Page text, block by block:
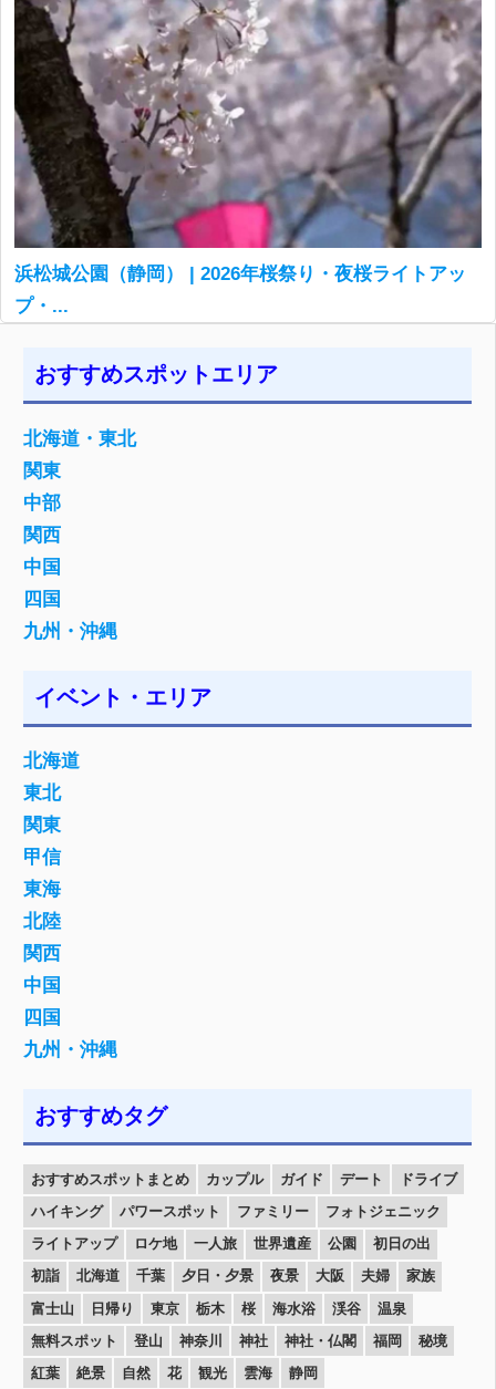
浜松城公園（静岡） | 2026年桜祭り・夜桜ライトアッ
プ・...
おすすめスポットエリア
北海道・東北
関東
中部
関西
中国
四国
九州・沖縄
イベント・エリア
北海道
東北
関東
甲信
東海
北陸
関西
中国
四国
九州・沖縄
おすすめタグ
おすすめスポットまとめ カップル ガイド デート
ドライブ
ハイキング
パワースポット ファミリー
フォトジェニック
ライトアップ
ロケ地 一人旅 世界遺産 公園
初日の出
初詣
北海道 千葉 夕日・夕景 夜景 大阪 夫婦
家族
富士山
日帰り 東京 栃木 桜 海水浴 渓谷
温泉
無料スポット
登山 神奈川 神社 神社・仏閣 福岡
秘境
紅葉
絶景 自然 花 観光 雲海 静岡